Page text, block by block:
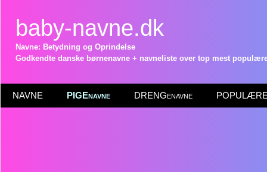
baby-navne.dk
Navne: Betydning og Oprindelse
Godkendte danske børnenavne + navneliste over top mest
NAVNE PIGEnavne DRENGenavne POPULÆRE